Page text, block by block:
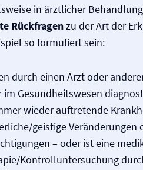
in ärztlicher
Rückfragenzu der Art der
so formuliert sein:
durch einen Arzt oder
im Gesundheitswesen
wieder auftretende
geistige Veränderungen
– oder ist eine
Kontrolluntersuchung